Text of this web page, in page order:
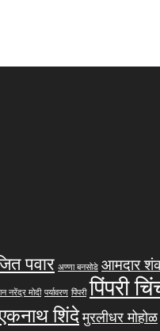
पवार अण्णा बनसोडे आमदार
नरेंद्र मोदी पर्यावरण पिंपरी पिंपरी
शिंदे मुरलीधर मोहोळ